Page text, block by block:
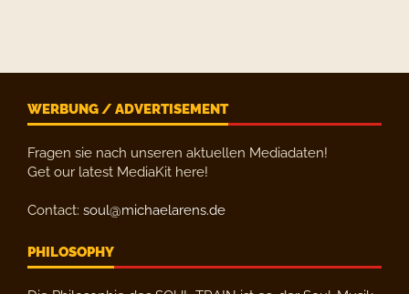
WERBUNG / ADVERTISEMENT
Fragen sie nach unseren aktuellen Mediadaten!
Get our latest MediaKit here!
Contact: soul@michaelarens.de
PHILOSOPHY